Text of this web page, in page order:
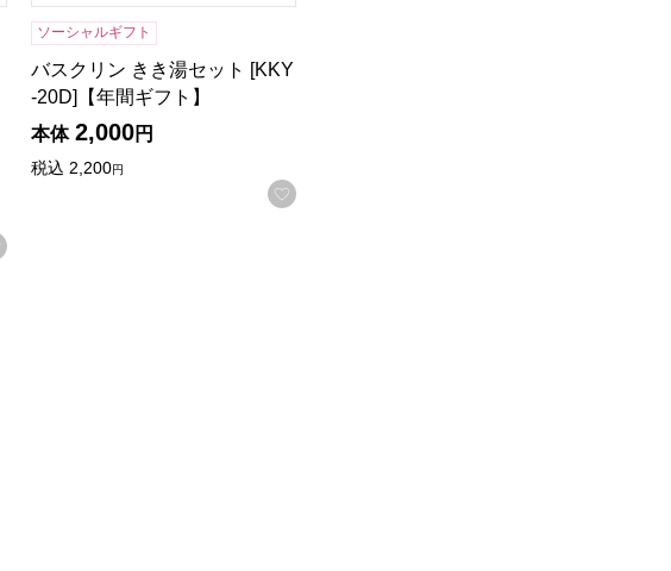
お気に入りに登録する
ソーシャルギフト
バスクリン きき湯セット [KKY
-20D]【年間ギフト】
本体 2,000円
税込 2,200円
お気に入りに登録する